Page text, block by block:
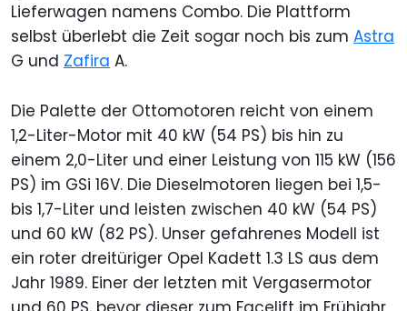
Lieferwagen namens Combo. Die Plattform
selbst überlebt die Zeit sogar noch bis zum Astra
G und Zafira A.
Die Palette der Ottomotoren reicht von einem
1,2-Liter-Motor mit 40 kW (54 PS) bis hin zu
einem 2,0-Liter und einer Leistung von 115 kW (156
PS) im GSi 16V. Die Dieselmotoren liegen bei 1,5-
bis 1,7-Liter und leisten zwischen 40 kW (54 PS)
und 60 kW (82 PS). Unser gefahrenes Modell ist
ein roter dreitüriger Opel Kadett 1.3 LS aus dem
Jahr 1989. Einer der letzten mit Vergasermotor